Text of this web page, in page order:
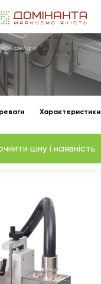
Бінарний друк
Характеристики
ціну і наявність